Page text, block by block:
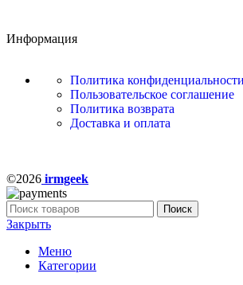
Информация
Политика конфиденциальности
Пользовательское соглашение
Политика возврата
Доставка и оплата
©2026 irmgeek
Поиск
Закрыть
Меню
Категории